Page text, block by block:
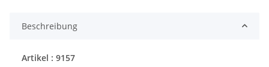
Beschreibung
Artikel : 9157